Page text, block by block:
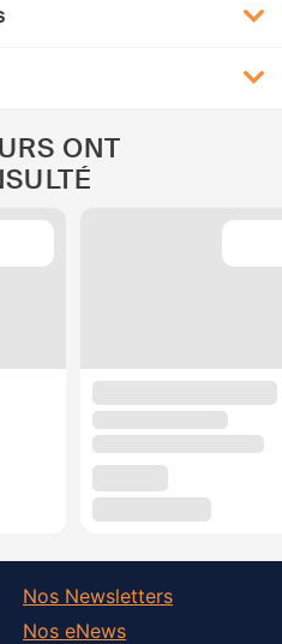
ONT
Nos Newsletters
Nos eNews